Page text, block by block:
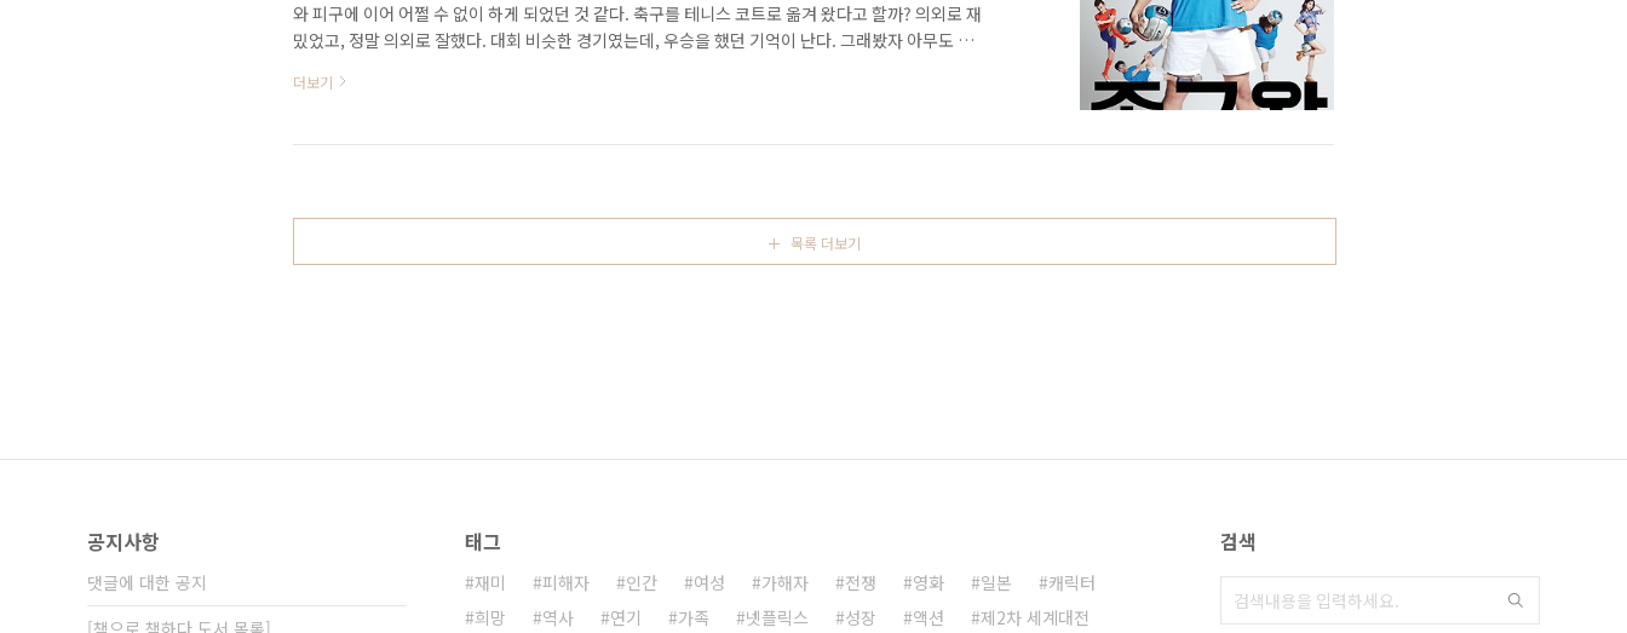
와 피구에 이어 어쩔 수 없이 하게 되었던 것 같다. 축구를 테니스 코트로 옮겨 왔다고 할까? 의외로 재
밌었고, 정말 의외로 잘했다. 대회 비슷한 경기였는데, 우승을 했던 기억이 난다. 그래봤자 아무도 알
오랜만에 해서 그런지 아니면 그냥 원래 못했던 건지, 소위 '개발'로 통하게 되었다. 내가 찬 공은 어디
슬슬 자신감이 붙고 재미있어 지려니 제대를 하게 되었다. 사회에 나오니 아무도 족구를 하지도 찾..
더보기
목록 더보기
공지사항
댓글에 대한 공지
[책으로 책하다 도서 목록]
태그
재미 피해자 인간 여성 가해자 전쟁 영화 일본
캐릭터
희망
역사 연기 가족 넷플릭스 성장 액션 제2차 세계대전
검색